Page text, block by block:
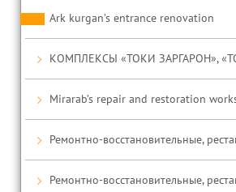
Ark kurgan’s entrance renovation
КОМПЛЕКСЫ «ТОКИ ЗАРГАРОН»,
Mirarab’s repair and restoration
Ремонтно-восстановительные,
Ремонтно-восстановительные,